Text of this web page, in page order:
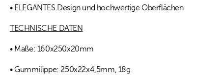
• ELEGANTES Design und hochwertige Oberflächen
TECHNISCHE DATEN
• Maße: 160x250x20mm
• Gummilippe: 250x22x4,5mm, 18g